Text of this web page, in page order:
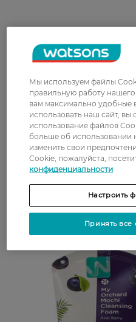
Пенка для умывания с
удаляет пыль и грязь с
вещества
увлажнения,
эпидермиса и
всех типов кожи, и
Watsons приятно
на сайте интернет-
Мы используем файлы
правильную работу
вам максимально
использовать наш сайт, вы
использование файлов
больше об использовании
изменить свои
Cookie, пожалуйста,
конфиденциальности
Настроить
Принять